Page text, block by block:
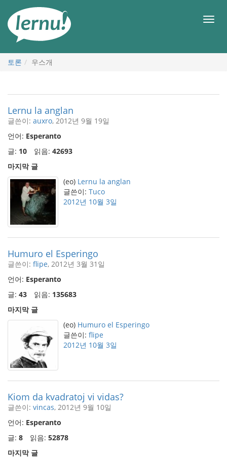
메
토론 우스개
Lernu la anglan
글쓴이: auxro, 2012년 9월 19일
언어: Esperanto
글: 10 읽음: 42693
마지막 글
(eo) Lernu la anglan
글쓴이: Tuco
2012년 10월 3일
Humuro el Esperingo
글쓴이: flipe, 2012년 3월 31일
언어: Esperanto
글: 43 읽음: 135683
마지막 글
(eo) Humuro el Esperingo
글쓴이: flipe
2012년 10월 3일
Kiom da kvadratoj vi vidas?
글쓴이: vincas, 2012년 9월 10일
언어: Esperanto
글: 8 읽음: 52878
마지막 글